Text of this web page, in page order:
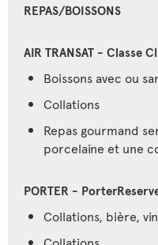
REPAS/BOISSONS
Boissons avec ou
Collations
Repas gourmand
porcelaine et une
Collations, bière,